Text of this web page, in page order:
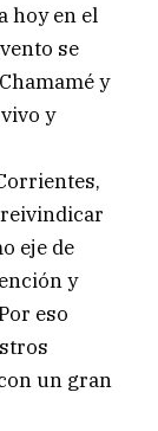
hoy en el
se
y
y
eje de
y
eso
un gran